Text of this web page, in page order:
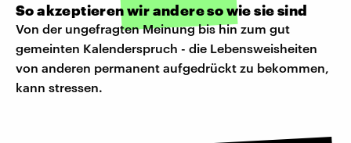
So akzeptieren wir andere so wie sie sind
Von der ungefragten Meinung bis hin zum gut
gemeinten Kalenderspruch - die Lebensweisheiten
von anderen permanent aufgedrückt zu bekommen,
kann stressen.